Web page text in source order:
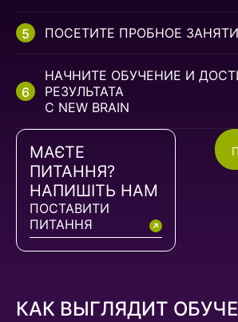
МАЄТЕ
ПИТАННЯ?
НАПИШІТЬ НАМ
ПОСТАВИТИ
ПИТАННЯ
ПОСЕТИТЕ ПРОБНОЕ
НАЧНИТЕ ОБУЧЕНИЕ И
РЕЗУЛЬТАТА
С NEW BRAIN
КАК ВЫГЛЯДИТ